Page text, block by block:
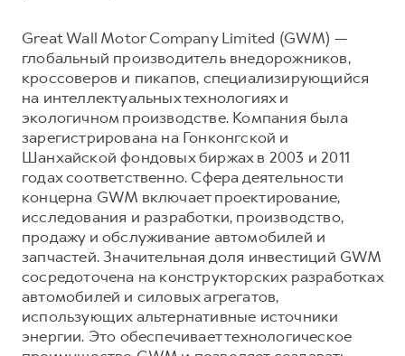
Great Wall Motor Company Limited (GWM) —
глобальный производитель внедорожников,
кроссоверов и пикапов, специализирующийся
на интеллектуальных технологиях и
экологичном производстве. Компания была
зарегистрирована на Гонконгской и
Шанхайской фондовых биржах в 2003 и 2011
годах соответственно. Сфера деятельности
концерна GWM включает проектирование,
исследования и разработки, производство,
продажу и обслуживание автомобилей и
запчастей. Значительная доля инвестиций GWM
сосредоточена на конструкторских разработках
автомобилей и силовых агрегатов,
использующих альтернативные источники
энергии. Это обеспечивает технологическое